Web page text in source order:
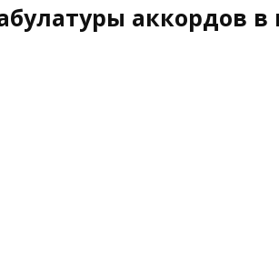
аккордов в